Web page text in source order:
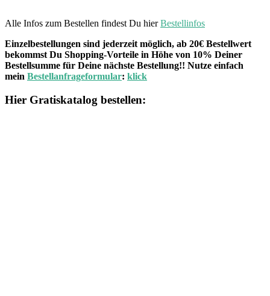
Alle Infos zum Bestellen findest Du hierBestellinfos
Einzelbestellungen sind jederzeit möglich, ab 20€ Bestellwert
bekommst Du Shopping-Vorteile in Höhe von 10% Deiner
Bestellsumme für Deine nächste Bestellung!! Nutze einfach
mein Bestellanfrageformular: klick
Hier Gratiskatalog bestellen: